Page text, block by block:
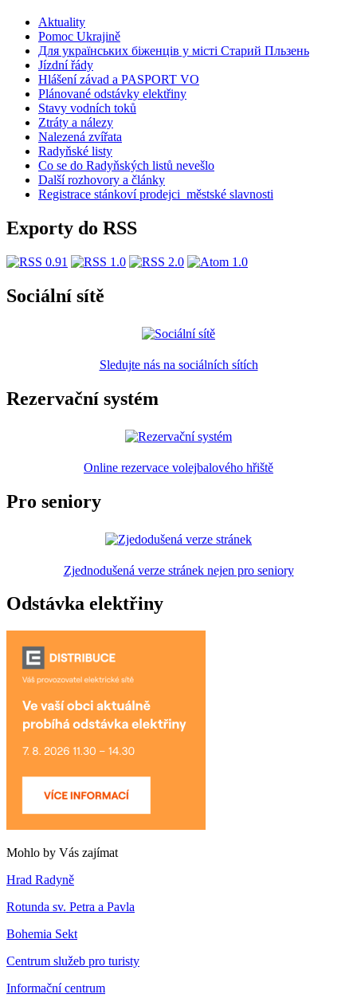
Aktuality
Pomoc Ukrajině
Для українських біженців у місті Старий Пльзень
Jízdní řády
Hlášení závad a PASPORT VO
Plánované odstávky elektřiny
Stavy vodních toků
Ztráty a nálezy
Nalezená zvířata
Radyňské listy
Co se do Radyňských listů nevešlo
Další rozhovory a články
Registrace stánkoví prodejci_městské slavnosti
Exporty do RSS
Sociální sítě
Sledujte nás na sociálních sítích
Rezervační systém
Online rezervace volejbalového hřiště
Pro seniory
Zjednodušená verze stránek nejen pro seniory
Odstávka elektřiny
Mohlo by Vás zajímat
Hrad Radyně
Rotunda sv. Petra a Pavla
Bohemia Sekt
Centrum služeb pro turisty
Informační centrum